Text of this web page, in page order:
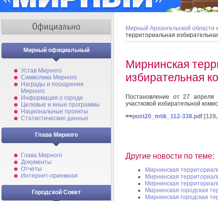
Мирный официальный
Устав Мирного
Символика Мирного
Награды и поощрения
Мирного
Информация о городе
Целевые и иные программы
Национальные проекты
Статистические данные
Глава Мирного
Глава Мирного
Документы
Отчеты
Интернет-приемная
Городской Совет
Мирный Архангельской области
территориальная
Мирнинская
избирательная
Постановление от 27
участковой избирательной
>>post20_mtik_112-338.pdf
Другие новости по теме:
Мирнинская
Мирнинская
Мирнинская
Мирнинская городская
Мирнинская городская